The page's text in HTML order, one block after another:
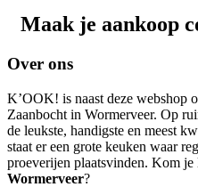
Maak je aankoop
Over ons
K’OOK! is naast deze webshop
Zaanbocht in Wormerveer. Op
de leukste, handigste en meest
staat er een grote keuken waar
proeverijen plaatsvinden. Kom je
Wormerveer?